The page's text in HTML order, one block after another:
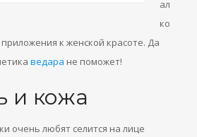
ал
ко
приложения к женской красоте. Да
ведара не поможет!
и кожа
очень любят селится на лице